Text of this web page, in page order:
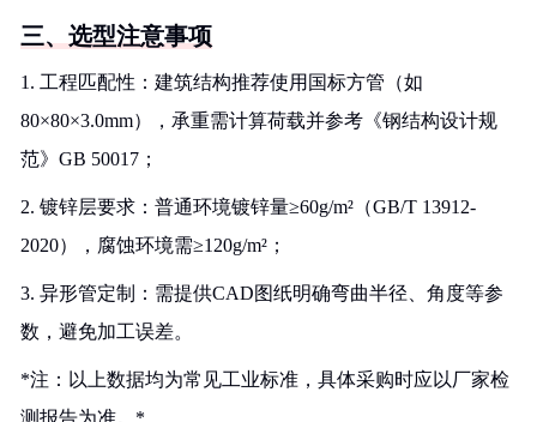
三、选型注意事项
1. 工程匹配性：建筑结构推荐使用国标方管（如
80×80×3.0mm），承重需计算荷载并参考《钢结构设计规
范》GB 50017；
2. 镀锌层要求：普通环境镀锌量≥60g/m²（GB/T 13912-
2020），腐蚀环境需≥120g/m²；
3. 异形管定制：需提供CAD图纸明确弯曲半径、角度等参
数，避免加工误差。
*注：以上数据均为常见工业标准，具体采购时应以厂家检
测报告为准。*